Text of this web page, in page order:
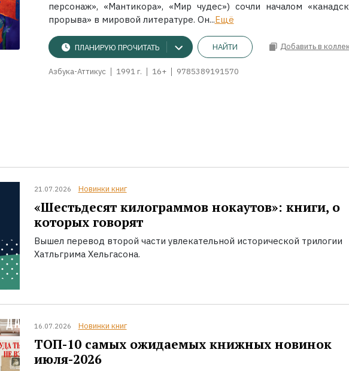
персонаж», «Мантикора», «Мир чудес») сочли началом
прорыва» в мировой литературе. Он...Ещё
ПЛАНИРУЮ ПРОЧИТАТЬ НАЙТИ Добавить в
Азбука-Аттикус 1991 г. 16+ 9785389191570
21.07.2026 Новинки книг
«Шестьдесят килограммов нокаутов»: книги, о
которых говорят
Вышел перевод второй части увлекательной исторической трилогии
Хатльгрима Хельгасона.
16.07.2026 Новинки книг
ТОП-10 самых ожидаемых книжных новинок
июля-2026